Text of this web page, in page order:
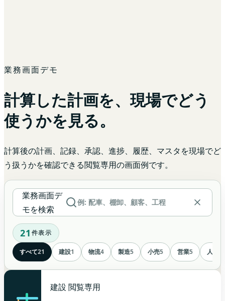
業務画面デモ
計算した計画を、現場でどう
使うかを見る。
計算後の計画、記録、承認、進捗、履歴、マスタを現場でど
う扱うかを確認できる閲覧専用の画面例です。
業務画面デ
モを検索
21 件表示
すべて21 建設1 物流4 製造5 小売5 営業5 人事
建設 閲覧専用